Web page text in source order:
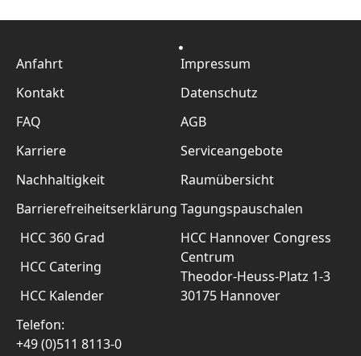
Anfahrt
Kontakt
FAQ
Impressum
Datenschutz
AGB
Karriere
Nachhaltigkeit
Barrierefreiheitserklärung
Serviceangebote
Raumübersicht
Tagungspauschalen
HCC 360 Grad
HCC Catering
HCC Kalender
HCC Hannover Congress
Centrum
Theodor-Heuss-Platz 1-3
30175 Hannover
Telefon:
+49 (0)511 8113-0